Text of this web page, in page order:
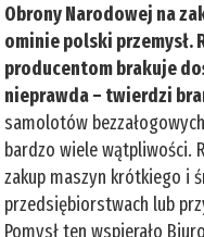
Obrony Narodowej na
ominie polski przemysł.
producentom brakuje
nieprawda – twierdzi
samolotów
bardzo wiele wątpliwości.
zakup maszyn krótkiego i
przedsiębiorstwach lub
Pomysł ten wspierało